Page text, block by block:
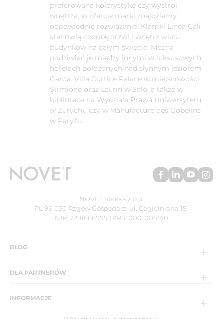
preferowaną kolorystykę czy wystrój
wnętrza, w ofercie marki znajdziemy
odpowiednie rozwiązanie. Klamki Linea Cali
stanowią ozdobę drzwi i wnętrz wielu
budynków na całym świecie. Można
podziwiać je między innymi w luksusowych
hotelach położonych nad słynnym jeziorem
Garda: Villa Cortine Palace w miejscowości
Sirmione oraz Laurin w Saló, a także w
bibliotece na Wydziale Prawa Uniwersytetu
w Zurychu czy w Manufacture des Gobelins
w Paryżu.
NOVET Spółka z o.o.
PL 95-030 Rzgów Gospodarz, ul. Cegielniana 15
NIP: 7291666999 | KRS: 0001005140
BLOG
DLA PARTNERÓW
INFORMACJE